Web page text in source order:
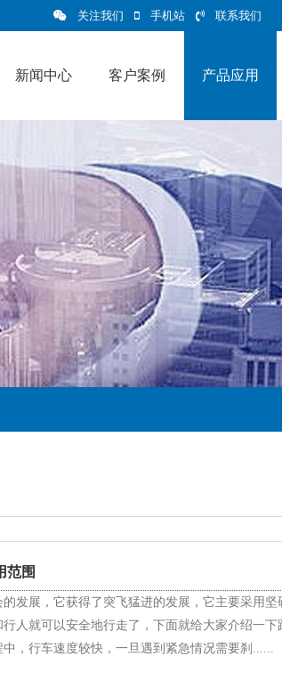
关注我们 手机站 联系我们
新闻中心 客户案例
产品应用
产品应用
范围
发展，它获得了突飞猛进的发展，它主要采用
行人就可以安全地行走了，下面就给大家介绍一
，行车速度较快，一旦遇到紧急情况需要刹......